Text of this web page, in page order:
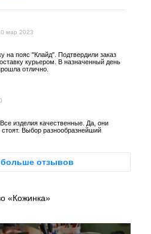
мар 2023
на пояс "Клайд". Подтвердили заказ
курьером. В назначенный день
отлично.
изделия качественные. Да, они
стоят. Выбор разнообразнейший
больше отзывов
«Кожинка»